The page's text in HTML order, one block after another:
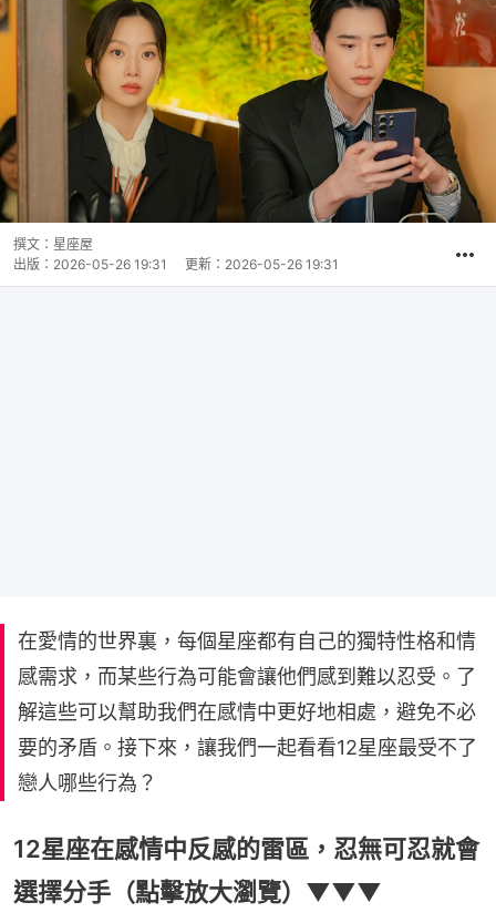
撰文： 星座屋
出版： 2026-05-26 19:31 更新： 2026-05-26 19:31
在愛情的世界裏，每個星座都有自己的獨特性格和情
感需求，而某些行為可能會讓他們感到難以忍受。了
解這些可以幫助我們在感情中更好地相處，避免不必
要的矛盾。接下來，讓我們一起看看12星座最受不了
戀人哪些行為？
12星座在感情中反感的雷區，忍無可忍就會
選擇分手（點擊放大瀏覽）▼▼▼